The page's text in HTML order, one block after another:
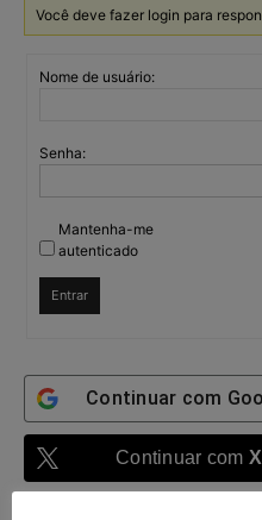
Você deve fazer login para
Nome de usuário:
Senha:
Mantenha-me
autenticado
Entrar
Continuar com
Continuar com X